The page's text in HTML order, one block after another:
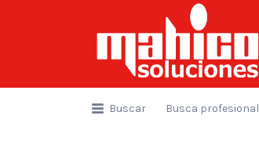
por:
Buscar Busca